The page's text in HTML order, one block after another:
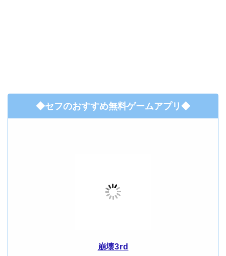
◆セフのおすすめ無料ゲームアプリ◆
崩壊3rd